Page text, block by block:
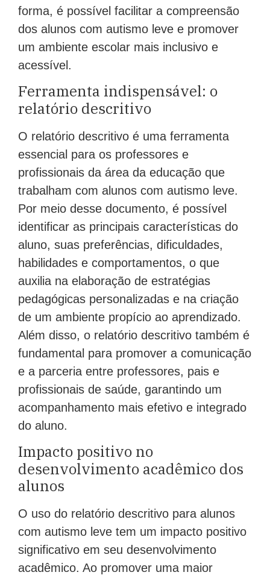
forma, é possível facilitar a compreensão
dos alunos com autismo leve e promover
um ambiente escolar mais inclusivo e
acessível.
Ferramenta indispensável: o
relatório descritivo
O relatório descritivo é uma ferramenta
essencial para os professores e
profissionais da área da educação que
trabalham com alunos com autismo leve.
Por meio desse documento, é possível
identificar as principais características do
aluno, suas preferências, dificuldades,
habilidades e comportamentos, o que
auxilia na elaboração de estratégias
pedagógicas personalizadas e na criação
de um ambiente propício ao aprendizado.
Além disso, o relatório descritivo também é
fundamental para promover a comunicação
e a parceria entre professores, pais e
profissionais de saúde, garantindo um
acompanhamento mais efetivo e integrado
do aluno.
Impacto positivo no
desenvolvimento acadêmico dos
alunos
O uso do relatório descritivo para alunos
com autismo leve tem um impacto positivo
significativo em seu desenvolvimento
acadêmico. Ao promover uma maior